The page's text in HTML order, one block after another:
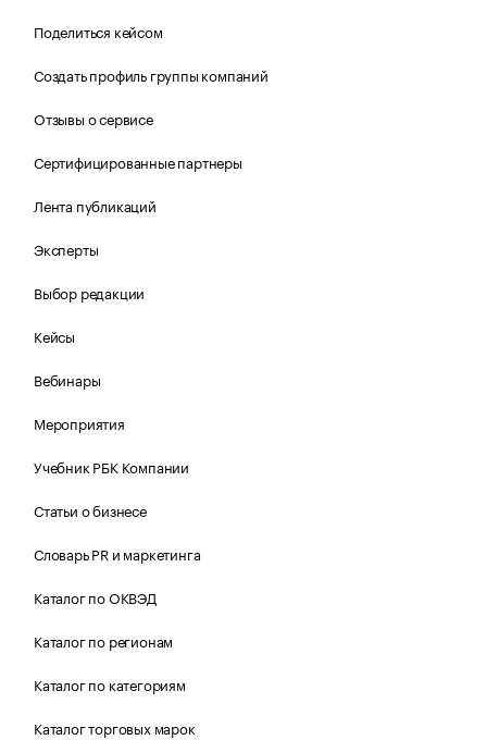
Поделиться кейсом
Создать профиль группы компаний
Отзывы о сервисе
Сертифицированные партнеры
Лента публикаций
Эксперты
Выбор редакции
Кейсы
Вебинары
Мероприятия
Учебник РБК Компании
Статьи о бизнесе
Словарь PR и маркетинга
Каталог по ОКВЭД
Каталог по регионам
Каталог по категориям
Каталог торговых марок